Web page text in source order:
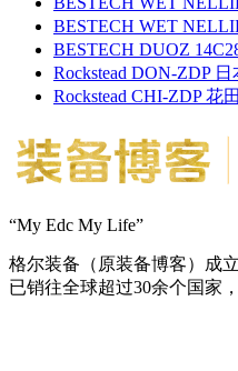
BESTECH WET
BESTECH DUOZ
Rockstead DON-ZDP
Rockstead CHI-ZDP 花
“My Edc My Life”
格尔装备（原装备博客）成
已销往全球超过30余个国家